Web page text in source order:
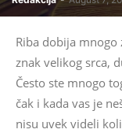
Riba dobija
znak velikog srca,
Često ste mnogo
čak i kada vas je
nisu uvek videli